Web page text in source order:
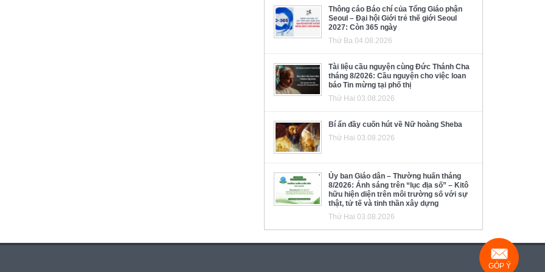
Thông cáo Báo chí của Tổng Giáo phận
Seoul – Đại hội Giới trẻ thế giới Seoul
2027: Còn 365 ngày
Thứ Ba 04.08.2026
Tài liệu cầu nguyện cùng Đức Thánh Cha
tháng 8/2026: Cầu nguyện cho việc loan
báo Tin mừng tại phố thị
Thứ Hai 03.08.2026
Bí ẩn đầy cuốn hút về Nữ hoàng Sheba
Thứ Hai 03.08.2026
Ủy ban Giáo dân – Thường huấn tháng
8/2026: Ánh sáng trên “lục địa số” – Kitô
hữu hiện diện trên môi trường số với sự
thật, tử tế và tinh thần xây dựng
Thứ Hai 03.08.2026
GÓP Ý